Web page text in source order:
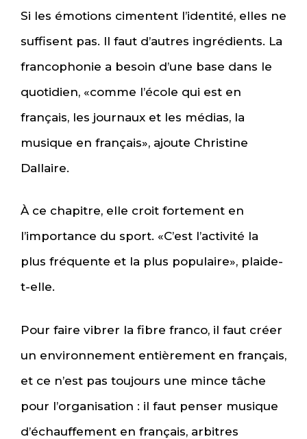
Si les émotions cimentent l’identité, elles ne
suffisent pas. Il faut d’autres ingrédients. La
francophonie a besoin d’une base dans le
quotidien, «comme l’école qui est en
français, les journaux et les médias, la
musique en français», ajoute Christine
Dallaire.
À ce chapitre, elle croit fortement en
l’importance du sport. «C’est l’activité la
plus fréquente et la plus populaire», plaide-
t-elle.
Pour faire vibrer la fibre franco, il faut créer
un environnement entièrement en français,
et ce n’est pas toujours une mince tâche
pour l’organisation : il faut penser musique
d’échauffement en français, arbitres